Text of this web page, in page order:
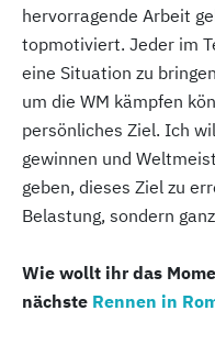
hervorragende Arbeit
topmotiviert. Jeder im
eine Situation zu
um die WM kämpfen
persönliches Ziel. Ich
gewinnen und
geben, dieses Ziel zu
Belastung, sondern
Wie wollt ihr das
nächste Rennen in